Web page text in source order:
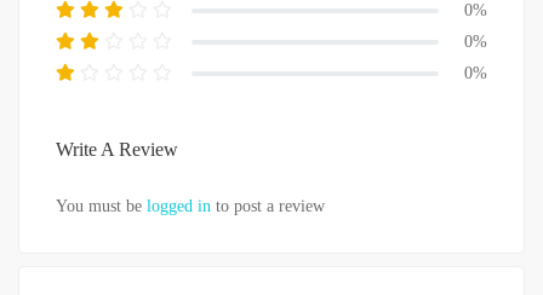
0%
0%
0%
Write A Review
You must be logged in to post a review